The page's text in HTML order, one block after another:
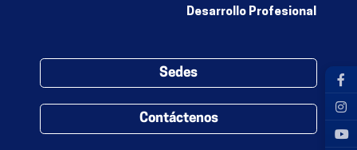
Desarrollo Profesional
Sedes
Contáctenos